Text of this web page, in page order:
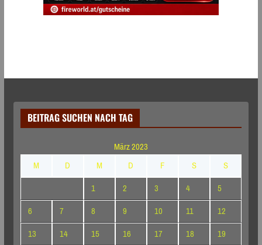
BEITRAG SUCHEN NACH TAG
März 2023
M
D M D F S
S
1
2 3 4
5
6
7 8 9 10 11
12
13
14 15 16 17 18
19